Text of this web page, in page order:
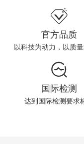
官方品质
以科技为动力，以质
国际检测
达到国际检测要求